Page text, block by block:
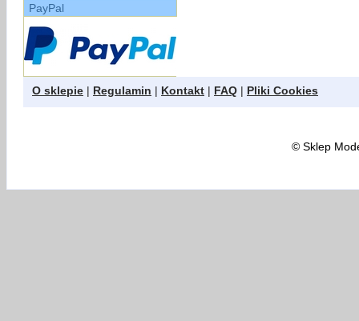
PayPal
O sklepie | Regulamin | Kontakt | FAQ | Pliki Cookies
©Sklep